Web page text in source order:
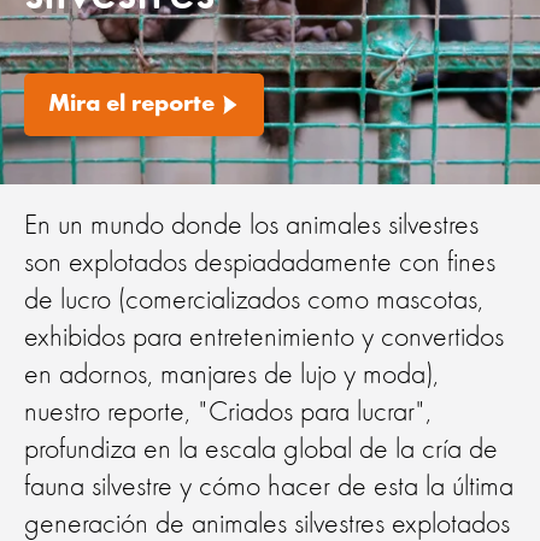
Mira el reporte
En un mundo donde los animales silvestres
son explotados despiadadamente con fines
de lucro (comercializados como mascotas,
exhibidos para entretenimiento y convertidos
en adornos, manjares de lujo y moda),
nuestro reporte, "Criados para lucrar",
profundiza en la escala global de la cría de
fauna silvestre y cómo hacer de esta la última
generación de animales silvestres explotados